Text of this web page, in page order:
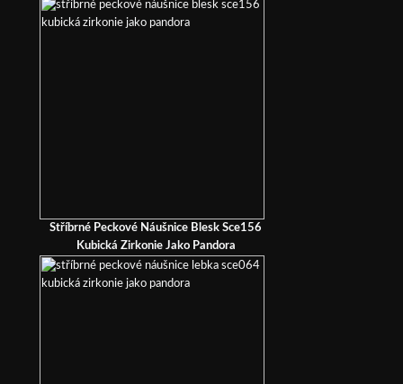
Stříbrné Peckové Náušnice Blesk Sce156
Kubická Zirkonie Jako Pandora